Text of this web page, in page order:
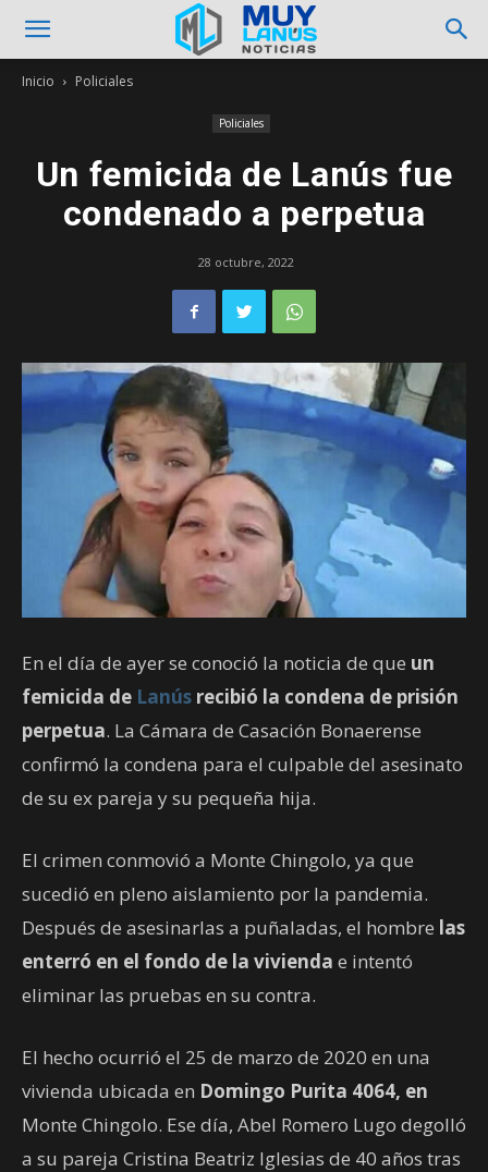
Inicio Policiales
Policiales
Un femicida de Lanús fue
condenado a perpetua
28 octubre, 2022
En el día de ayer se conoció la noticia de que un
femicida de Lanús recibió la condena de prisión
perpetua. La Cámara de Casación Bonaerense
confirmó la condena para el culpable del asesinato
de su ex pareja y su pequeña hija.
El crimen conmovió a Monte Chingolo, ya que
sucedió en pleno aislamiento por la pandemia.
Después de asesinarlas a puñaladas, el hombre las
enterró en el fondo de la vivienda e intentó
eliminar las pruebas en su contra.
El hecho ocurrió el 25 de marzo de 2020 en una
vivienda ubicada en Domingo Purita 4064, en
Monte Chingolo. Ese día, Abel Romero Lugo degolló
a su pareja Cristina Beatriz Iglesias de 40 años tras